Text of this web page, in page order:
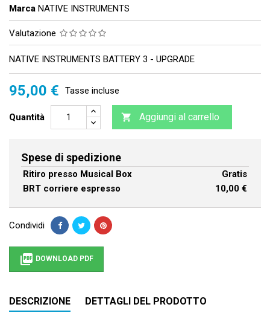
Marca NATIVE INSTRUMENTS
Valutazione
NATIVE INSTRUMENTS BATTERY 3 - UPGRADE
95,00 € Tasse incluse
Quantità  Aggiungi al carrello
Spese di spedizione
Ritiro presso Musical Box
Gratis
BRT corriere espresso
10,00 €
Condividi
 DOWNLOAD PDF
DESCRIZIONE
DETTAGLI DEL PRODOTTO